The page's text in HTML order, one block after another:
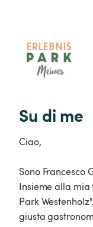
Su di me
Ciao,
Sono Francesco
Insieme alla mia
Park
giusta